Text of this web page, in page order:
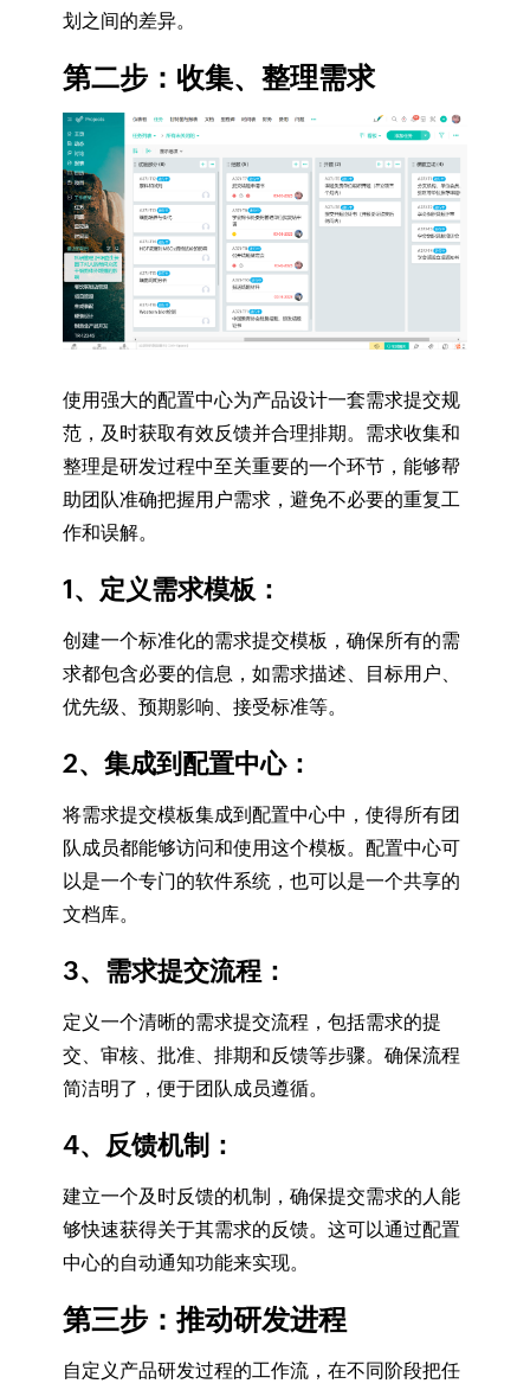
划之间的差异。
第二步：收集、整理需求
使用强大的配置中心为产品设计一套需求提交规
范，及时获取有效反馈并合理排期。需求收集和
整理是研发过程中至关重要的一个环节，能够帮
助团队准确把握用户需求，避免不必要的重复工
作和误解。
1、定义需求模板 ：
创建一个标准化的需求提交模板，确保所有的需
求都包含必要的信息，如需求描述、目标用户、
优先级、预期影响、接受标准等。
2、集成到配置中心：
将需求提交模板集成到配置中心中，使得所有团
队成员都能够访问和使用这个模板。配置中心可
以是一个专门的软件系统，也可以是一个共享的
文档库。
3、需求提交流程：
定义一个清晰的需求提交流程，包括需求的提
交、审核、批准、排期和反馈等步骤。确保流程
简洁明了，便于团队成员遵循。
4、反馈机制 ：
建立一个及时反馈的机制，确保提交需求的人能
够快速获得关于其需求的反馈。这可以通过配置
中心的自动通知功能来实现。
第三步：推动研发进程
自定义产品研发过程的工作流，在不同阶段把任